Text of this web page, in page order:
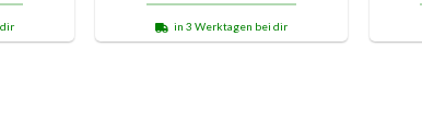
in 3 Werktagen bei dir